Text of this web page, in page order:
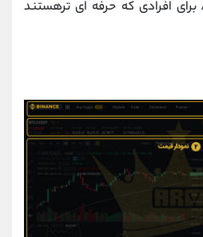
دهند و گزینه Advanced برای افرادی که حرفه ای ترهستند